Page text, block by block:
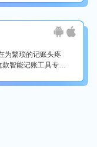
为繁琐的记账头疼
智能记账工具专为